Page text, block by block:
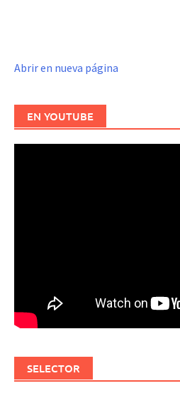
Abrir en nueva página
EN YOUTUBE
SELECTOR